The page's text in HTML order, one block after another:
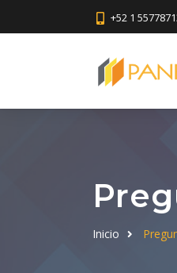
+52 1
Inicio